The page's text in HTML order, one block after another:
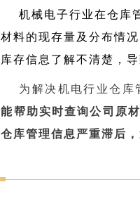
机械电子行业在仓库
材料的现存量及分布情
库存信息了解不清楚，
为解决机电行业仓库
能帮助实时查询公司原
仓库管理信息严重滞后